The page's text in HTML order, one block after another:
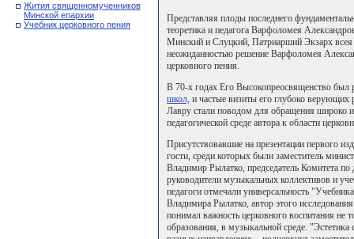
Жития священномученников
Минской епархии
Учебник церковного пения
Представляя плоды последнего
теоретика и педагога Варфоломея
Минский и Слуцкий, Патриарший Экзарх всея
неожиданностью решение Варфоломея
церковного пения.
В 70-х годах Его Высокопреосвященство
школ, и частые визиты его глубоко верующих
Лавру стали поводом для обращения широко
педагогической среде автора к области
Присутствовавшие на презентации первого
гости, среди которых были заместитель
Владимир Рылатко, председатель Комитета
руководители музыкальных коллективов и
педагоги отмечали универсальность
Владимира Рылатко, автор этого
понимал важность церковного воспитания не
образования, в музыкальной среде. "Эстетика